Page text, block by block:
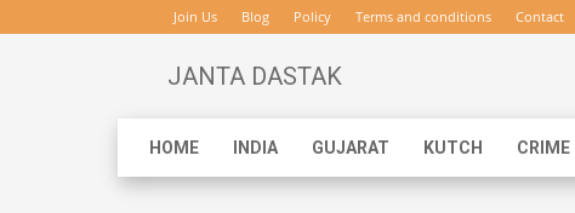
Join Us Blog Policy Terms and conditions Contact
JANTA DASTAK
HOME INDIA GUJARAT KUTCH CRIME